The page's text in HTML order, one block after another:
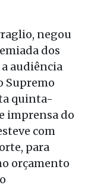
negou
dos
audiência
Supremo
quinta-
imprensa do
com
para
orçamento